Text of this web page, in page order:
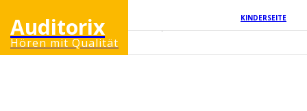
KINDERSEITE
Auditorix
Hören mit Qualität